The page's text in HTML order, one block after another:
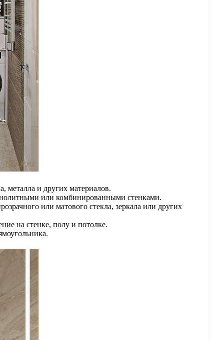
металла и других материалов.
или комбинированными стенками.
или матового стекла, зеркала или других
на стенке, полу и потолке.